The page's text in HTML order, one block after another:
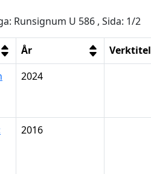
Runsignum U 586 , Sida: 1/2
År
Verktitel
2024
2016